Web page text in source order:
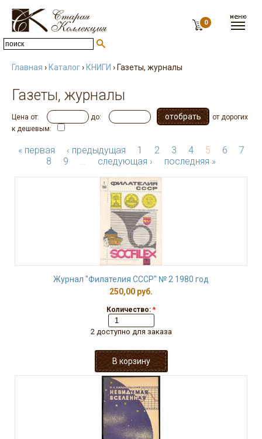
0
Главная › Каталог› КНИГИ › Газеты, журналы
Газеты, журналы
Цена от: до:
от дорогих
к дешевым:
« первая ‹ предыдущая 1 2 3 4 5 6
7
8
9 … следующая › последняя »
Журнал "Филателия СССР" № 2 1980 год
250,00 руб.
Количество: *
2 доступно для заказа